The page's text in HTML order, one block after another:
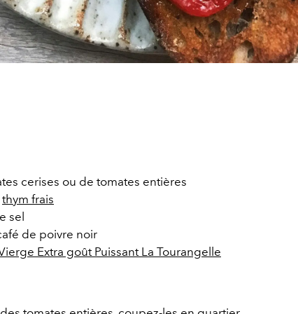
cerises ou de tomates entières
thym frais
sel
de poivre noir
Extra goût Puissant La Tourangelle